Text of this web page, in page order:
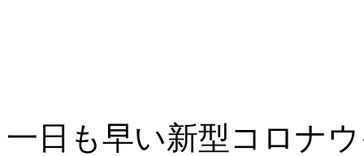
一日も早い新型コロナ